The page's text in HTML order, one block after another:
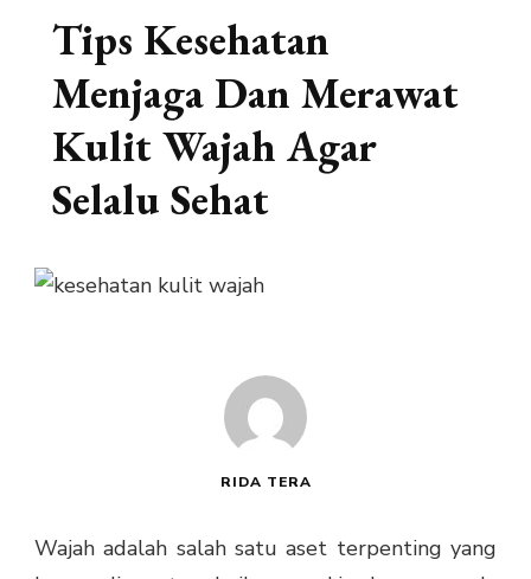
Tips Kesehatan
Menjaga Dan Merawat
Kulit Wajah Agar
Selalu Sehat
RIDA TERA
Wajah adalah salah satu aset terpenting yang